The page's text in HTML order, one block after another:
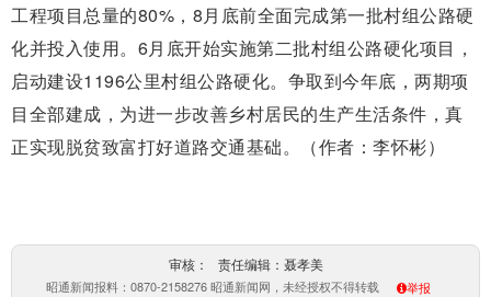
工程项目总量的80%，8月底前全面完成第一批村组公路硬
化并投入使用。6月底开始实施第二批村组公路硬化项目，
启动建设1196公里村组公路硬化。争取到今年底，两期项
目全部建成，为进一步改善乡村居民的生产生活条件，真
正实现脱贫致富打好道路交通基础。（作者：李怀彬）
审核： 责任编辑：聂孝美
昭通新闻报料：0870-2158276 昭通新闻网，未经授权不得转载 举报